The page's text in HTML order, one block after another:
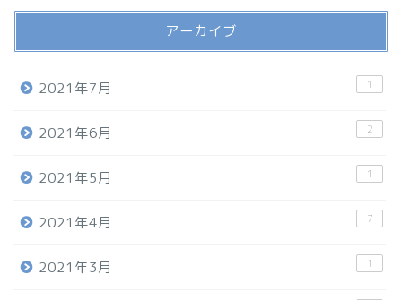
アーカイブ
2021年7月 1
2021年6月 2
2021年5月 1
2021年4月 7
2021年3月 1